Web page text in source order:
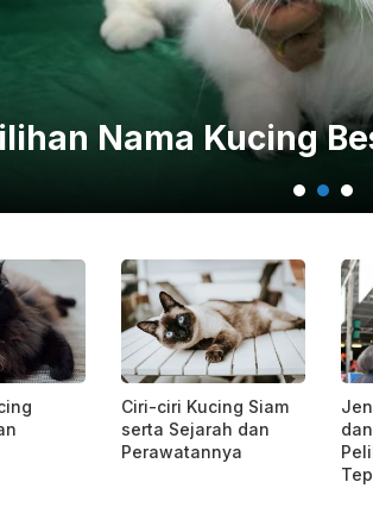
Nama Kucing
Ciri-ciri Kucing Siam
serta Sejarah dan
Perawatannya